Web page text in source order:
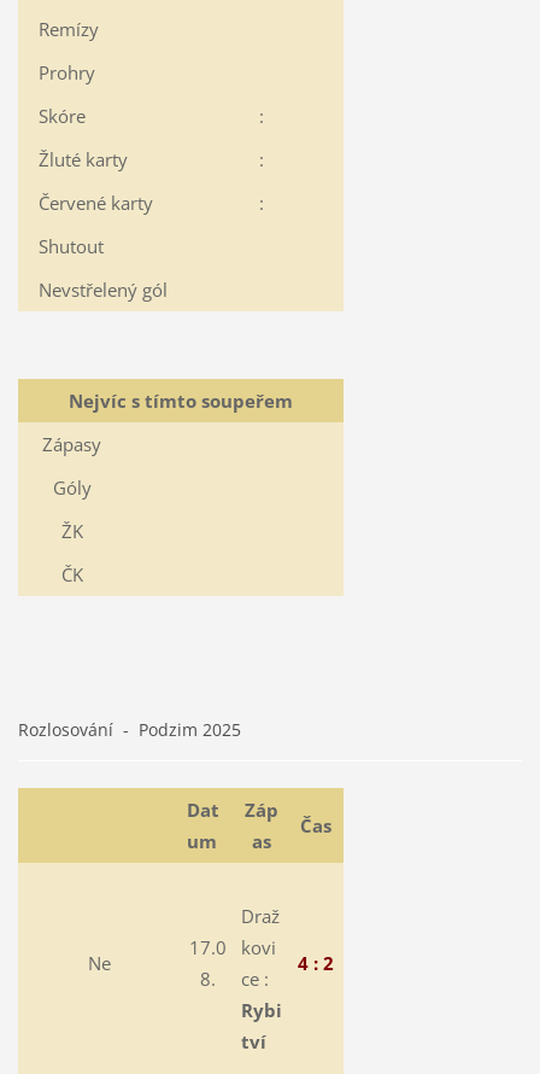
Remízy
Prohry
Skóre
:
Žluté karty
:
Červené karty
:
Shutout
Nevstřelený gól
Nejvíc s tímto soupeřem
Zápasy
Góly
ŽK
ČK
Rozlosování - Podzim 2025
Dat
um
Záp
as
Čas
Ne
17.0
8.
Draž
kovi
ce :
Rybi
tví
4 : 2